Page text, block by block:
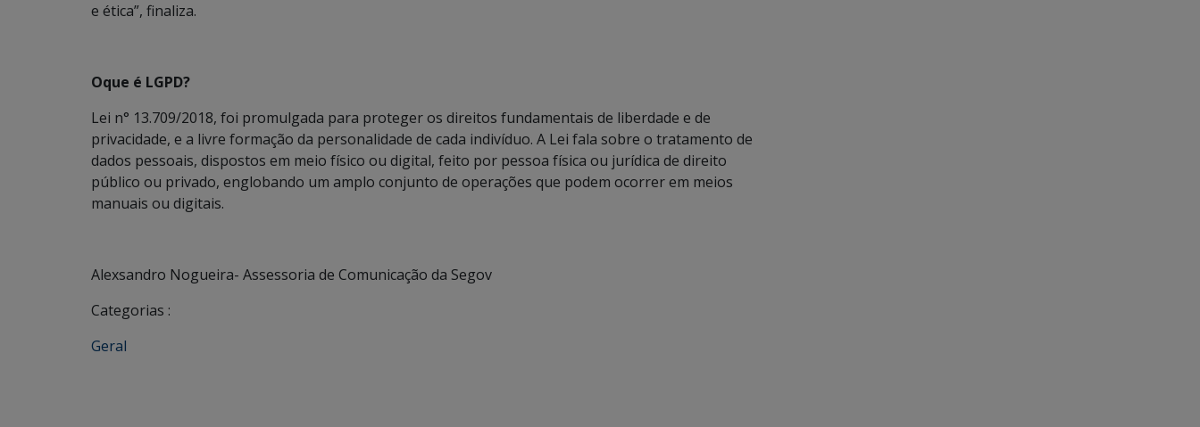
e ética”, finaliza.
Oque é LGPD?
Lei n° 13.709/2018, foi promulgada para proteger os direitos fundamentais de liberdade e de
privacidade, e a livre formação da personalidade de cada indivíduo. A Lei fala sobre o tratamento de
dados pessoais, dispostos em meio físico ou digital, feito por pessoa física ou jurídica de direito
público ou privado, englobando um amplo conjunto de operações que podem ocorrer em meios
manuais ou digitais.
Alexsandro Nogueira- Assessoria de Comunicação da Segov
Categorias :
Geral